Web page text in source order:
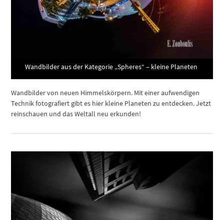
Wandbilder aus der Kategorie „Spheres“ – kleine Planeten
Wandbilder von neuen Himmelskörpern. Mit einer aufwendigen
Technik fotografiert gibt es hier kleine Planeten zu entdecken. Jetzt
reinschauen und das Weltall neu erkunden!